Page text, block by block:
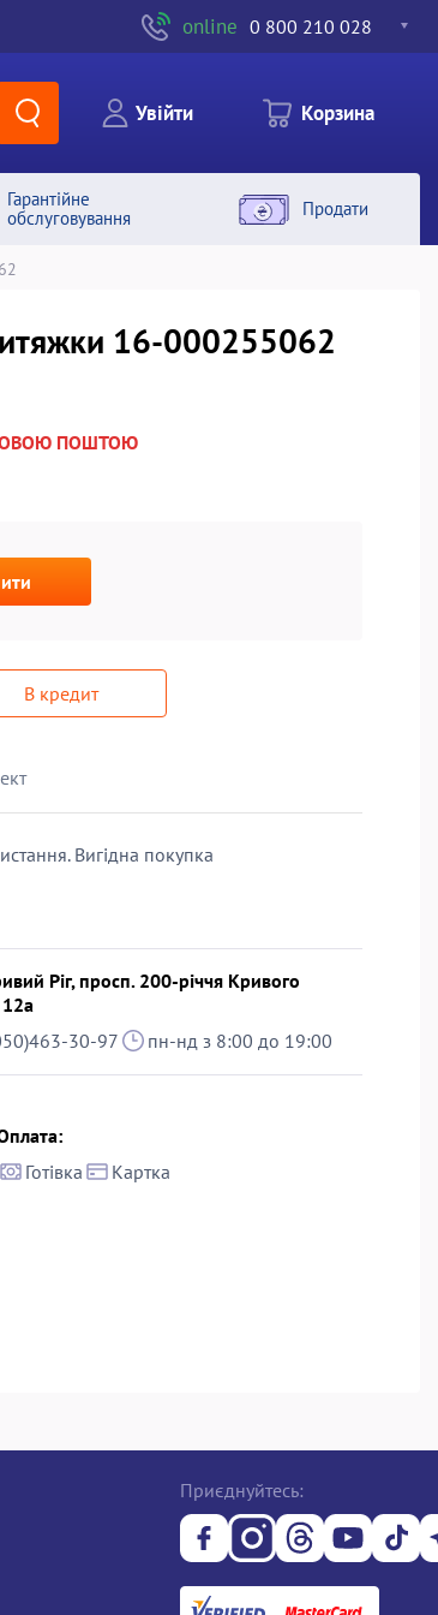
online 0 800 210 028
Увiйти Корзина
Гарантiйне
обслуговування
Продати
16-000255062
ПОШТОЮ
В кредит
Вигідна покупка
Ріг, просп. 200-річчя Кривого
12а
30-97
пн-нд з 8:00 до 19:00
Готівка
Картка
Приєднуйтесь: